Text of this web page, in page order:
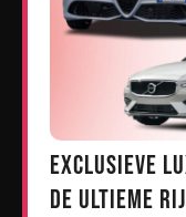
Exclusieve
de Ultieme